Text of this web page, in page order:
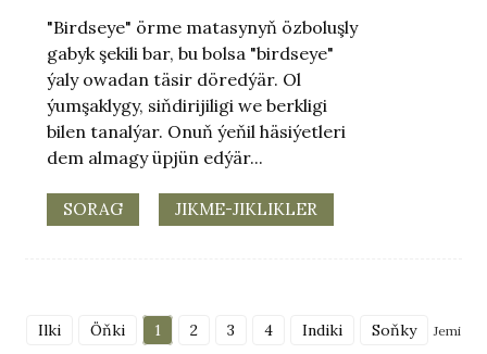
"Birdseye" örme matasynyň özboluşly
gabyk şekili bar, bu bolsa "birdseye"
ýaly owadan täsir döredýär. Ol
ýumşaklygy, siňdirijiligi we berkligi
bilen tanalýar. Onuň ýeňil häsiýetleri
dem almagy üpjün edýär...
SORAG JIKME-JIKLIKLER
Ilki Öňki 1 2 3 4 Indiki Soňky Jemi